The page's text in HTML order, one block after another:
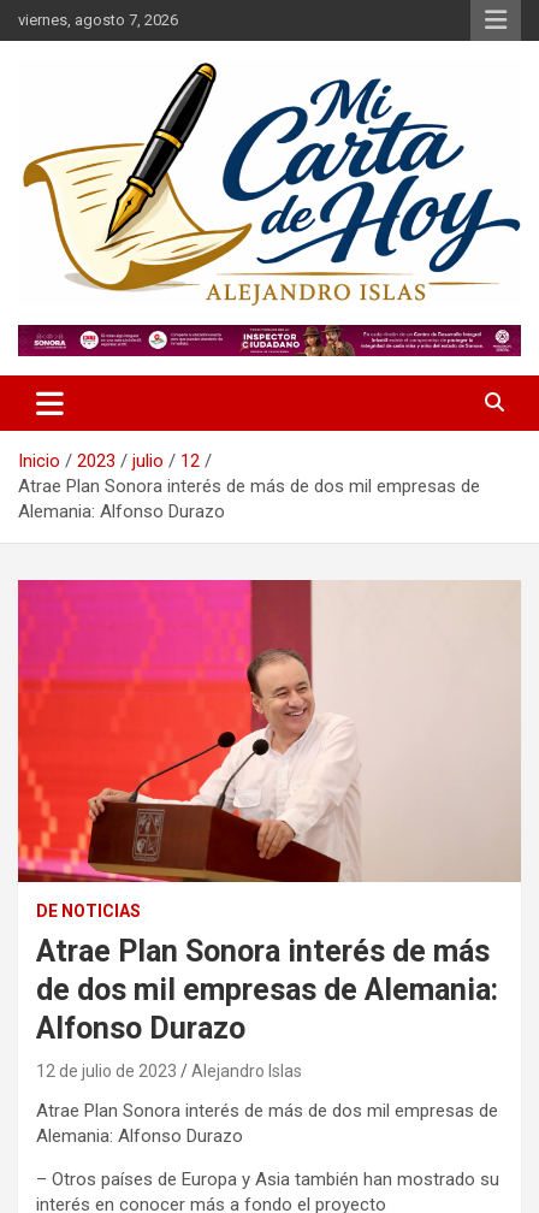
Saltar
al
viernes, agosto 7, 2026
Mi Carta de Hoy
Inicio 2023 julio
12
Atrae Plan Sonora interés de más de dos mil empresas de
Alemania: Alfonso Durazo
DE NOTICIAS
Atrae Plan Sonora interés de más
de dos mil empresas de Alemania:
Alfonso Durazo
12 de julio de 2023 Alejandro Islas
Atrae Plan Sonora interés de más de dos mil empresas de
Alemania: Alfonso Durazo
– Otros países de Europa y Asia también han mostrado su
interés en conocer más a fondo el proyecto